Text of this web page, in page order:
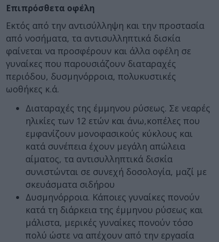
Επιπρόσθετα οφέλη
Εκτός από την αντισύλληψη και την προστασία
από νοσήματα, τα αντισυλληπτικά δισκία
φαίνεται να προσφέρουν και άλλα οφέλη σε
γυναίκες που παρουσιάζουν διαταραχές
περιόδου, δυσμηνόρροια, πολυκυστικές
ωοθήκες κ.ά.
Διαταραχές της έμμηνου ρύσεως. Σε νεαρές
ηλικίες των 12 ετών και άνω,κοπέλες που
εμφανίζουν μονοφασικούς κύκλους και
κατά συνέπεια έχουν μεγάλη απώλεια
αίματος, τα αντισυλληπτικά δισκία
συνιστώνται σε συνεχή δοσολογία, μαζί με
σκευάσματα σιδήρου
Δυσμηνόρροια. Κάποιες γυναίκες πονούν
κατά τη διάρκεια της έμμηνου ρύσεως και
μάλιστα, μερικές γυναίκες πονούν τόσο
πολύ ώστε να απέχουν από την εργασία